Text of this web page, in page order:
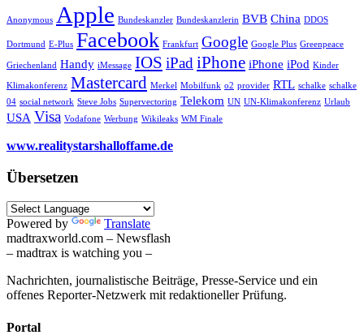
Anonymous Apple Bundeskanzler Bundeskanzlerin BVB China DDOS
Dortmund E-Plus Facebook Frankfurt Google Google Plus Greenpeace
Griechenland Handy iMessage IOS iPad iPhone iPhone iPod Kinder
Klimakonferenz Mastercard Merkel Mobilfunk o2 provider RTL schalke schalke
04 social network Steve Jobs Supervectoring Telekom UN UN-Klimakonferenz Urlaub
USA Visa Vodafone Werbung Wikileaks WM Finale
www.realitystarshalloffame.de
Übersetzen
Powered by
Translate
madtraxworld.com – Newsflash
– madtrax is watching you –
Nachrichten, journalistische Beiträge, Presse-Service und ein
offenes Reporter-Netzwerk mit redaktioneller Prüfung.
Portal